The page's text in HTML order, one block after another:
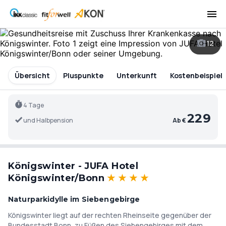
12
Übersicht Pluspunkte Unterkunft Kostenbeispiel
4 Tage
und Halbpension
Ab €229
Königswinter - JUFA Hotel
Königswinter/Bonn★★ ★ ★
Naturparkidylle im Siebengebirge
Königswinter liegt auf der rechten Rheinseite gegenüber der